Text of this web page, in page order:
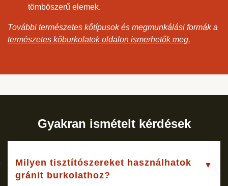
tömböszerű elemek.
További természetes kőtípusok és megmunkálási formák a
természetes kőburkolatok oldalon ismerhetők meg.
Gyakran ismételt kérdések
Milyen tisztítószereket használhatok
gránit burkolathoz?